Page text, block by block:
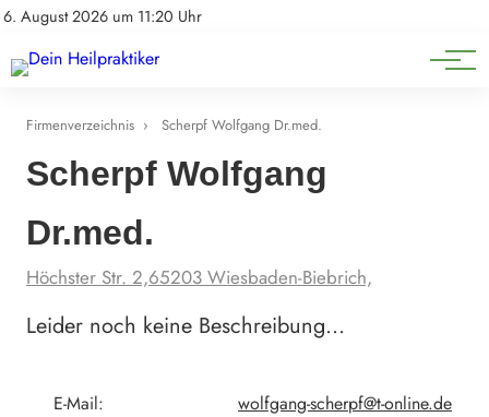
6. August 2026 um 11:20 Uhr
Impressum
Natürliche Medizin
Heilpflanzen & Kräuterkunde
Firmenverzeichnis › Scherpf Wolfgang Dr.med.
Scherpf Wolfgang
Dr.med.
Höchster Str. 2,65203 Wiesbaden-Biebrich,
Leider noch keine Beschreibung…
E-Mail:
wolfgang-scherpf@t-online.de